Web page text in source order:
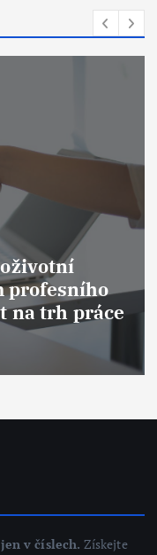
podvodníka
Proč se
i na
past překonat
v číslech. Získejte